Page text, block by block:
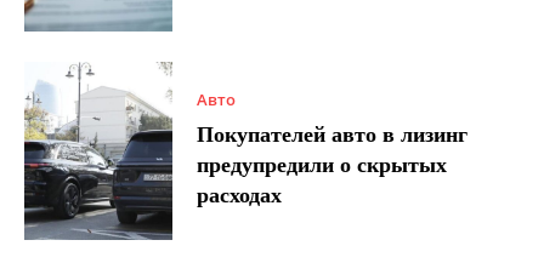
Авто
Покупателей авто в лизинг
предупредили о скрытых
расходах